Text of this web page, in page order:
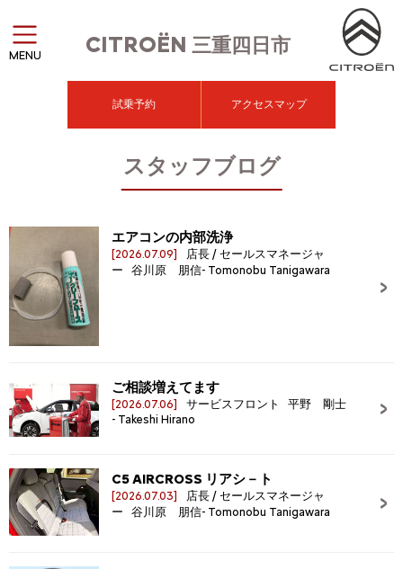
CITROËN 三重四日市
MENU
試乗予約 アクセスマップ
スタッフブログ
エアコンの内部洗浄
[2026.07.09]
店長 / セールスマネージャ
ー 谷川原 朋信- Tomonobu Tanigawara
ご相談増えてます
[2026.07.06]
サービスフロント 平野 剛士
- Takeshi Hirano
C5 AIRCROSS リアシ－ト
[2026.07.03]
店長 / セールスマネージャ
ー 谷川原 朋信- Tomonobu Tanigawara